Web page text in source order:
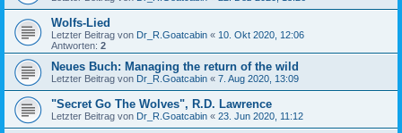
Wolfs-Lied
Letzter Beitrag von Dr_R.Goatcabin « 10. Okt 2020, 12:06
Antworten: 2
Neues Buch: Managing the return of the wild
Letzter Beitrag von Dr_R.Goatcabin « 7. Aug 2020, 13:09
"Secret Go The Wolves", R.D. Lawrence
Letzter Beitrag von Dr_R.Goatcabin « 23. Jun 2020, 11:12